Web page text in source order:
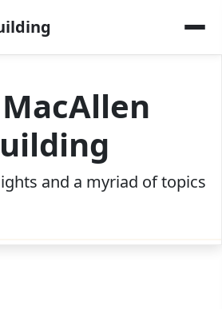
and a myriad of topics